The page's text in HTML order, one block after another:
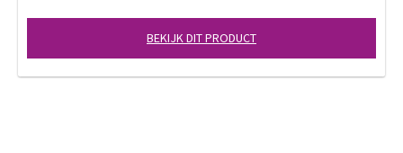
BEKIJK DIT PRODUCT